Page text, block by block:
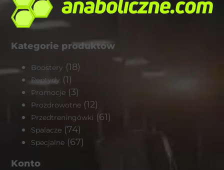
Kategorie produktów
Boostery (18)
Peptydy (1)
Promocje (3)
Prozdrowotne (12)
Przedtreningówki (61)
Spalacze (74)
Specjalne (67)
Konto